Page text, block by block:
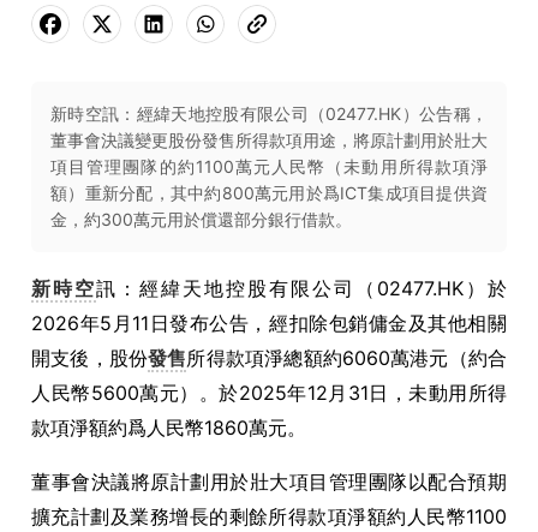
新時空訊：經緯天地控股有限公司（02477.HK）公告稱，
董事會決議變更股份發售所得款項用途，將原計劃用於壯大
項目管理團隊的約1100萬元人民幣（未動用所得款項淨
額）重新分配，其中約800萬元用於爲ICT集成項目提供資
金，約300萬元用於償還部分銀行借款。
新時空訊：經緯天地控股有限公司（02477.HK）於
2026年5月11日發布公告，經扣除包銷傭金及其他相關
開支後，股份發售所得款項淨總額約6060萬港元（約合
人民幣5600萬元）。於2025年12月31日，未動用所得
款項淨額約爲人民幣1860萬元。
董事會決議將原計劃用於壯大項目管理團隊以配合預期
擴充計劃及業務增長的剩餘所得款項淨額約人民幣1100